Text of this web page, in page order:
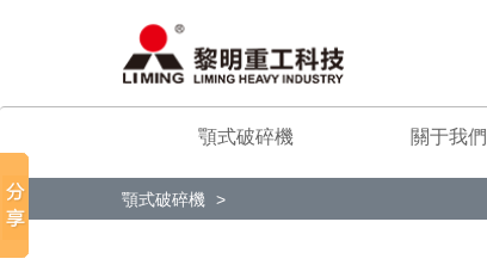
顎式破碎機 關于我們
顎式破碎機